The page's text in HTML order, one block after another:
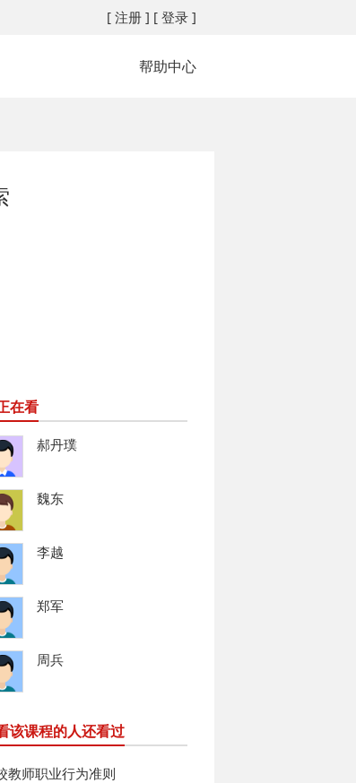
[ 注册 ] [ 登录 ]
帮助中心
在看
郝丹璞
魏东
李越
郑军
周兵
该课程的人还看过
教师职业行为准则